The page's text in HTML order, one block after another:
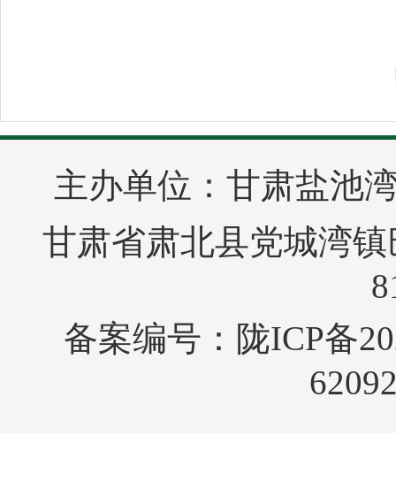
主办单位：甘肃盐池
甘肃省肃北县党城湾
备案编号： 陇ICP备